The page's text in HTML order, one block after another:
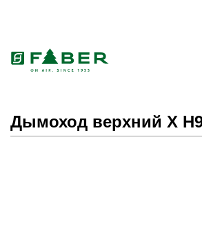
Дымоход верхний X